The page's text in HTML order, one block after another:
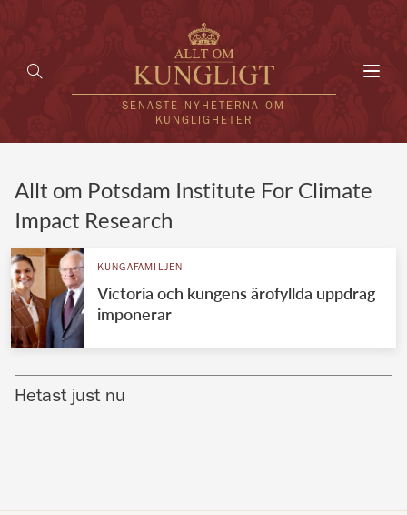
SENASTE NYHETERNA OM
KUNGLIGHETER
KUNGAFAMILJEN
UTLÄNDSKT
KÄNDISAR
VÄRLDENS KUNGAHUS
Svenska kungahuset
Allt om Potsdam Institute For Climate
Impact Research
KUNGAFAMILJEN
Victoria och kungens ärofyllda uppdrag
imponerar
Hetast just nu